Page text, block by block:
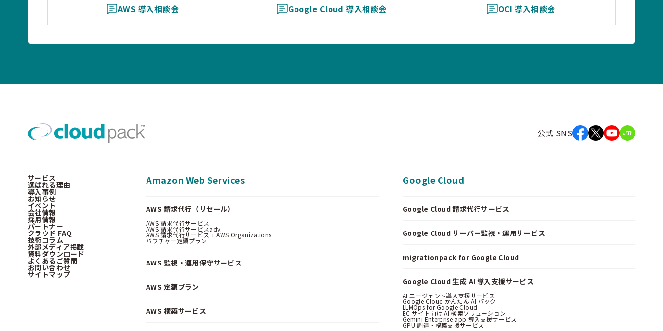
AWS 導入相談会 Google Cloud 導入相談会 OCI 導入相談会
公式 SNS
サービス
選ばれる理由
導入事例
お知らせ
イベント
会社情報
採用情報
パートナー
クラウド FAQ
技術コラム
外部メディア掲載
資料ダウンロード
よくあるご質問
お問い合わせ
サイトマップ
Amazon Web Services
AWS 請求代行（リセール）
AWS 請求代行サービス
AWS 請求代行サービスadv.
AWS 請求代行サービス + AWS Organizations
バウチャー定額プラン
AWS 監視・運用保守サービス
AWS 定額プラン
AWS 構築サービス
Google Cloud
Google Cloud 請求代行サービス
Google Cloud サーバー監視・運用サービス
migrationpack for Google Cloud
Google Cloud 生成 AI 導入支援サービス
AI エージェント導入支援サービス
Google Cloud かんたん AI パック
LLMOps for Google Cloud
EC サイト向け AI 検索ソリューション
Gemini Enterprise app 導入支援サービス
GPU 調達・構築支援サービス